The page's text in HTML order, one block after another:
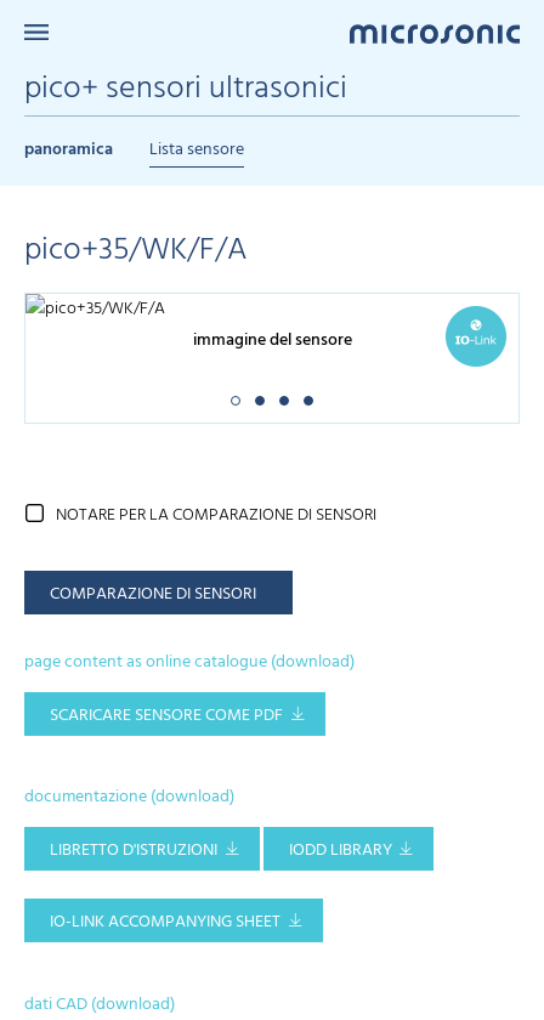
pico+ sensori ultrasonici
panoramica Lista sensore
pico+35/WK/F/A
immagine del sensore
NOTARE PER LA COMPARAZIONE DI SENSORI
COMPARAZIONE DI SENSORI
page content as online catalogue (download)
SCARICARE SENSORE COME PDF
documentazione (download)
LIBRETTO D'ISTRUZIONI
IODD LIBRARY
IO-LINK ACCOMPANYING SHEET
dati CAD (download)